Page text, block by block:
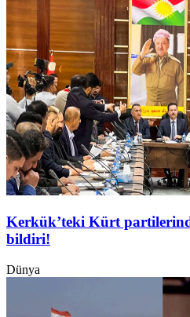
Kerkük’teki Kürt
bildiri!
Dünya